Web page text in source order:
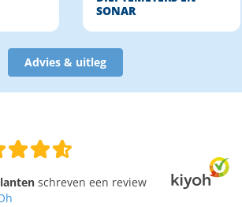
SONAR
Advies & uitleg
schreven een review